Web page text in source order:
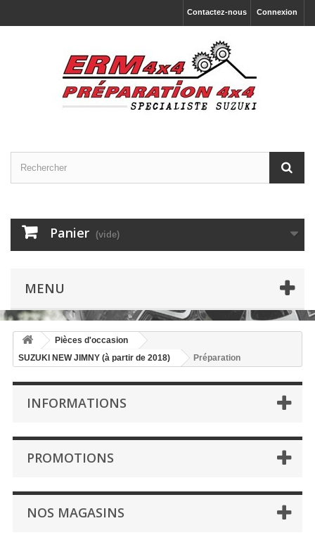
Connexion
Contactez-nous
Panier (vide)
MENU
Pièces d'occasion
SUZUKI NEW JIMNY (à partir de 2018)
Préparation
INFORMATIONS
PROMOTIONS
NOS MAGASINS